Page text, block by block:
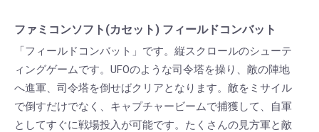
ファミコンソフト(カセット) フィールドコンバット
「フィールドコンバット」です。縦スクロールのシューテ
ィングゲームです。UFOのような司令塔を操り、敵の陣地
へ進軍、司令塔を倒せばクリアとなります。敵をミサイル
で倒すだけでなく、キャプチャービームで捕獲して、自軍
としてすぐに戦場投入が可能です。たくさんの見方軍と敵